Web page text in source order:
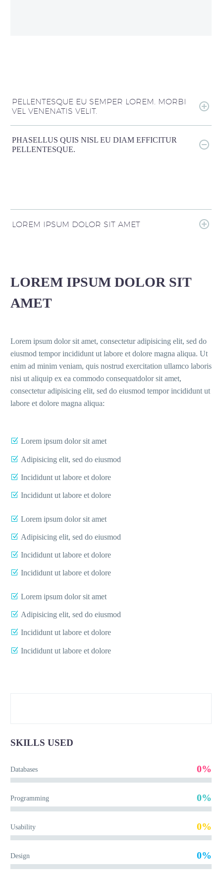
PELLENTESQUE EU SEMPER LOREM. MORBI
VEL VENENATIS VELIT.
PHASELLUS QUIS NISL EU DIAM EFFICITUR
PELLENTESQUE.
LOREM IPSUM DOLOR SIT AMET
LOREM IPSUM DOLOR SIT
AMET
Lorem ipsum dolor sit amet, consectetur adipisicing elit, sed do
eiusmod tempor incididunt ut labore et dolore magna aliqua. Ut
enim ad minim veniam, quis nostrud exercitation ullamco laboris
nisi ut aliquip ex ea commodo consequatdolor sit amet,
consectetur adipisicing elit, sed do eiusmod tempor incididunt ut
labore et dolore magna aliqua:
Lorem ipsum dolor sit amet
Adipisicing elit, sed do eiusmod
Incididunt ut labore et dolore
Incididunt ut labore et dolore
Lorem ipsum dolor sit amet
Adipisicing elit, sed do eiusmod
Incididunt ut labore et dolore
Incididunt ut labore et dolore
Lorem ipsum dolor sit amet
Adipisicing elit, sed do eiusmod
Incididunt ut labore et dolore
Incididunt ut labore et dolore
SKILLS USED
Databases 0%
Programming 0%
Usability 0%
Design 0%